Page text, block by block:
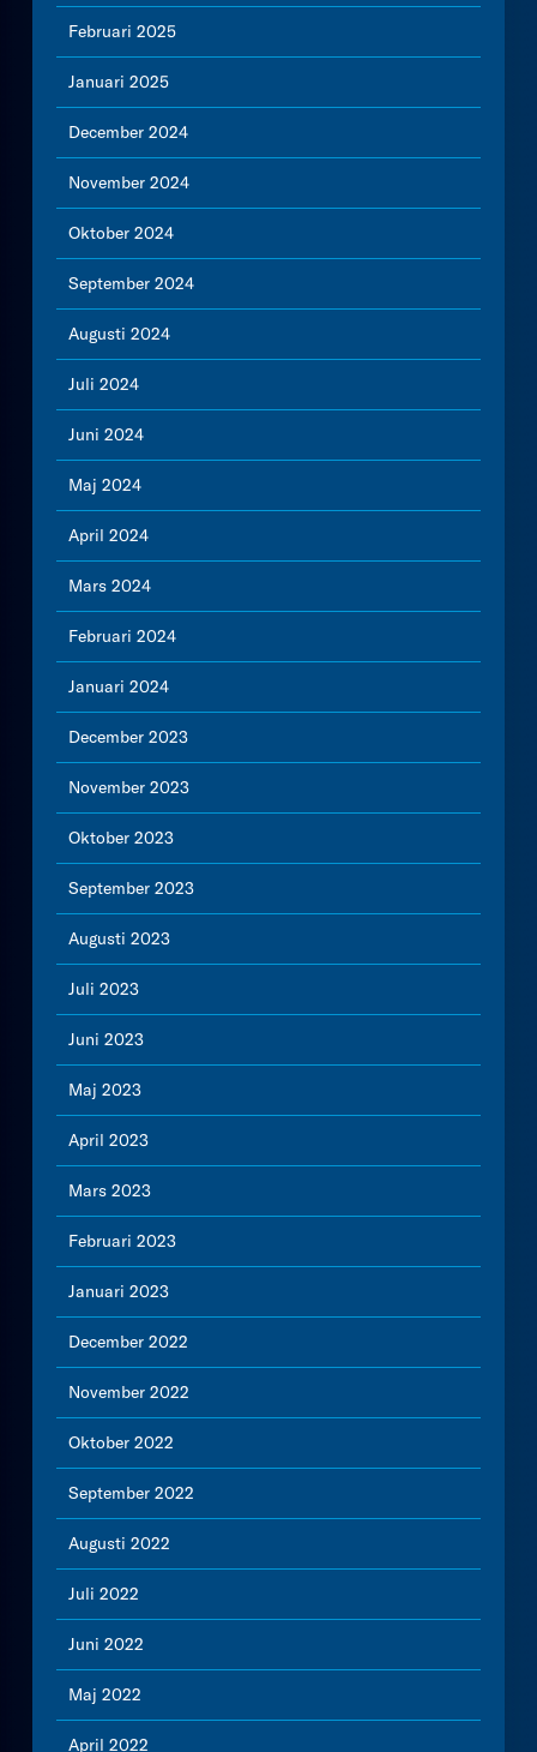
Februari 2025
Januari 2025
December 2024
November 2024
Oktober 2024
September 2024
Augusti 2024
Juli 2024
Juni 2024
Maj 2024
April 2024
Mars 2024
Februari 2024
Januari 2024
December 2023
November 2023
Oktober 2023
September 2023
Augusti 2023
Juli 2023
Juni 2023
Maj 2023
April 2023
Mars 2023
Februari 2023
Januari 2023
December 2022
November 2022
Oktober 2022
September 2022
Augusti 2022
Juli 2022
Juni 2022
Maj 2022
April 2022